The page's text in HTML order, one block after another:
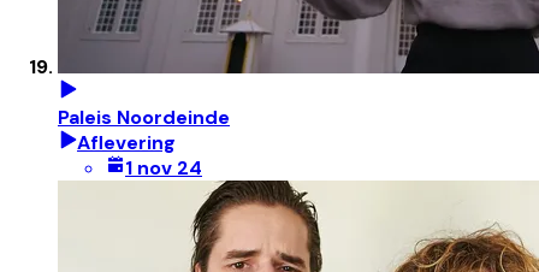
Paleis Noordeinde
Aflevering
1 nov 24